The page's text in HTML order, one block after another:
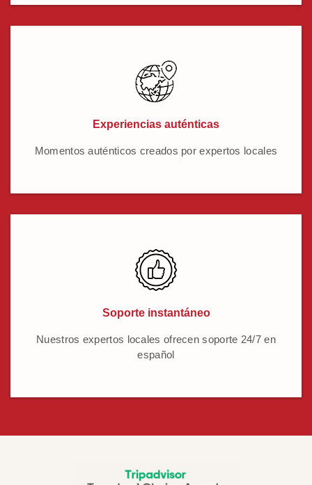
Experiencias auténticas
Momentos auténticos creados por expertos locales
Soporte instantáneo
Nuestros expertos locales ofrecen soporte 24/7 en
español